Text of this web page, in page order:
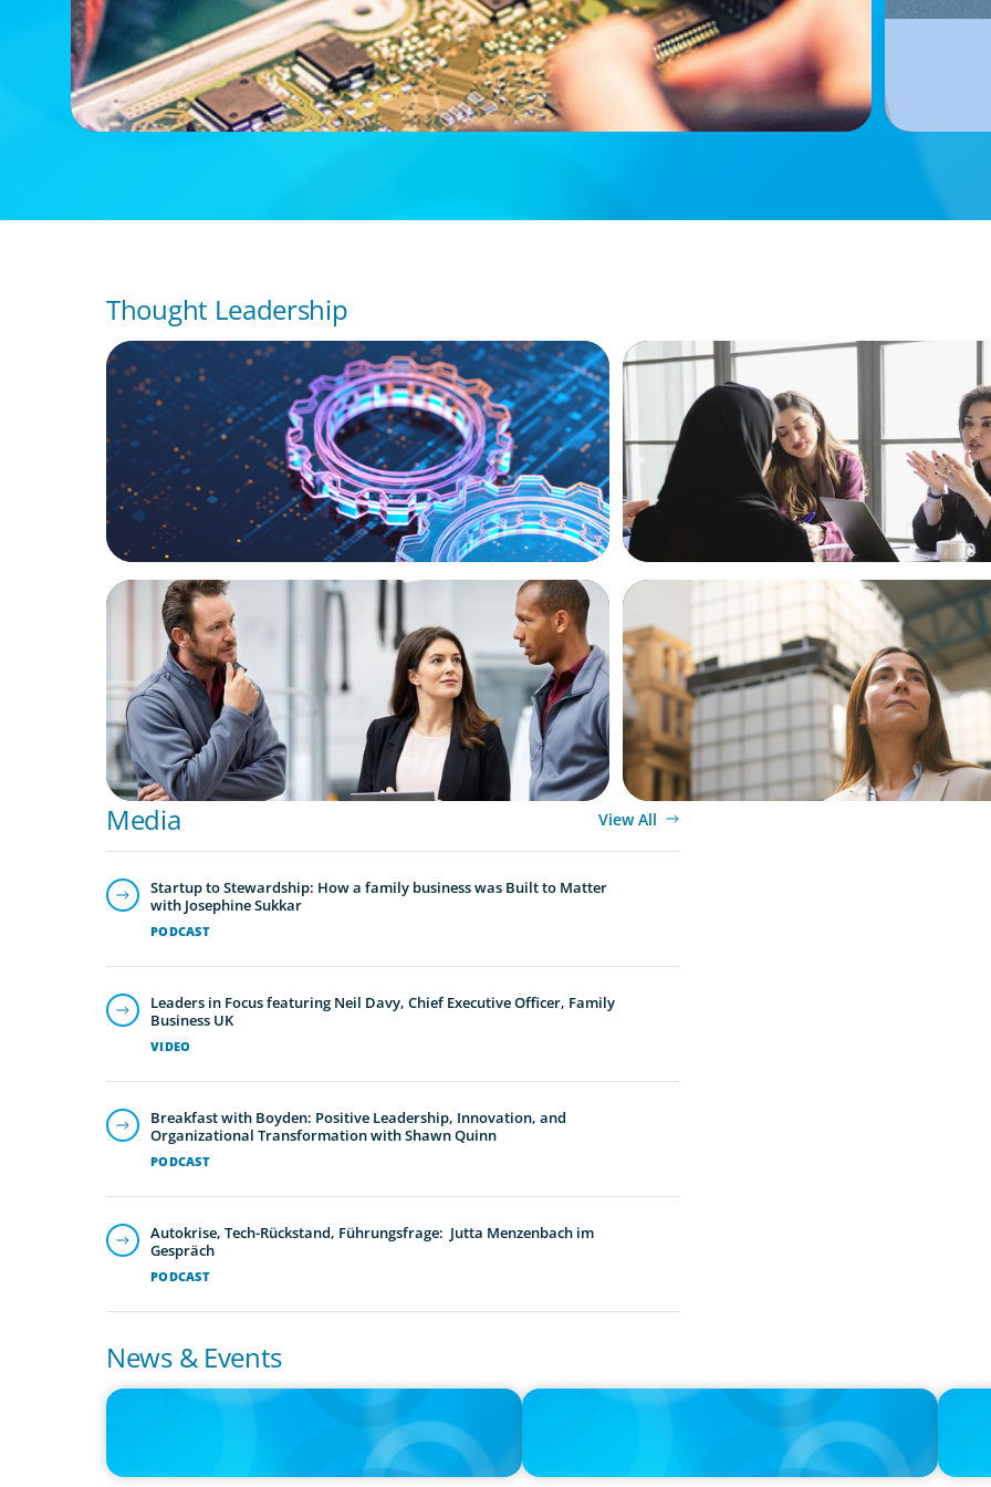
Thought Leadership
BOYDEN REPORT SERIES
What’s Next for Industry? AI, Transformation, and
the Talent Imperative
ARTICLES & PAPERS
Recruiting Centralized Leadership for
Family Conglomerate
ARTICLES & PAPERS
A Regional CEO Search to Realise U.S. Market
Potential for a European Family-Owned Business
ARTICLES & PAPERS
A Third Generation Charts a New
Media View All
PODCAST
Startup to Stewardship: How a family business was Built to Matter
with Josephine Sukkar
VIDEO
Leaders in Focus featuring Neil Davy, Chief Executive Officer, Family
Business UK
PODCAST
Breakfast with Boyden: Positive Leadership, Innovation, and
Organizational Transformation with Shawn Quinn
PODCAST
Autokrise, Tech-Rückstand, Führungsfrage: Jutta Menzenbach im
Gespräch
News & Events
IN THE MEDIA
The $400,000 Chief of Staff Is the CEO’s Secret Weapon in the
IN THE MEDIA
Activists Are Coming for CEOs, Boards on Succession
IN THE